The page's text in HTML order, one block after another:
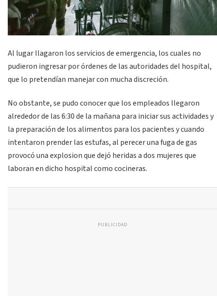
Al lugar llagaron los servicios de emergencia, los cuales no
pudieron ingresar por órdenes de las autoridades del hospital,
que lo pretendían manejar con mucha discreción.
No obstante, se pudo conocer que los empleados llegaron
alrededor de las 6:30 de la mañana para iniciar sus actividades y
la preparación de los alimentos para los pacientes y cuando
intentaron prender las estufas, al perecer una fuga de gas
provocó una explosion que dejó heridas a dos mujeres que
laboran en dicho hospital como cocineras.
PUBLICIDAD